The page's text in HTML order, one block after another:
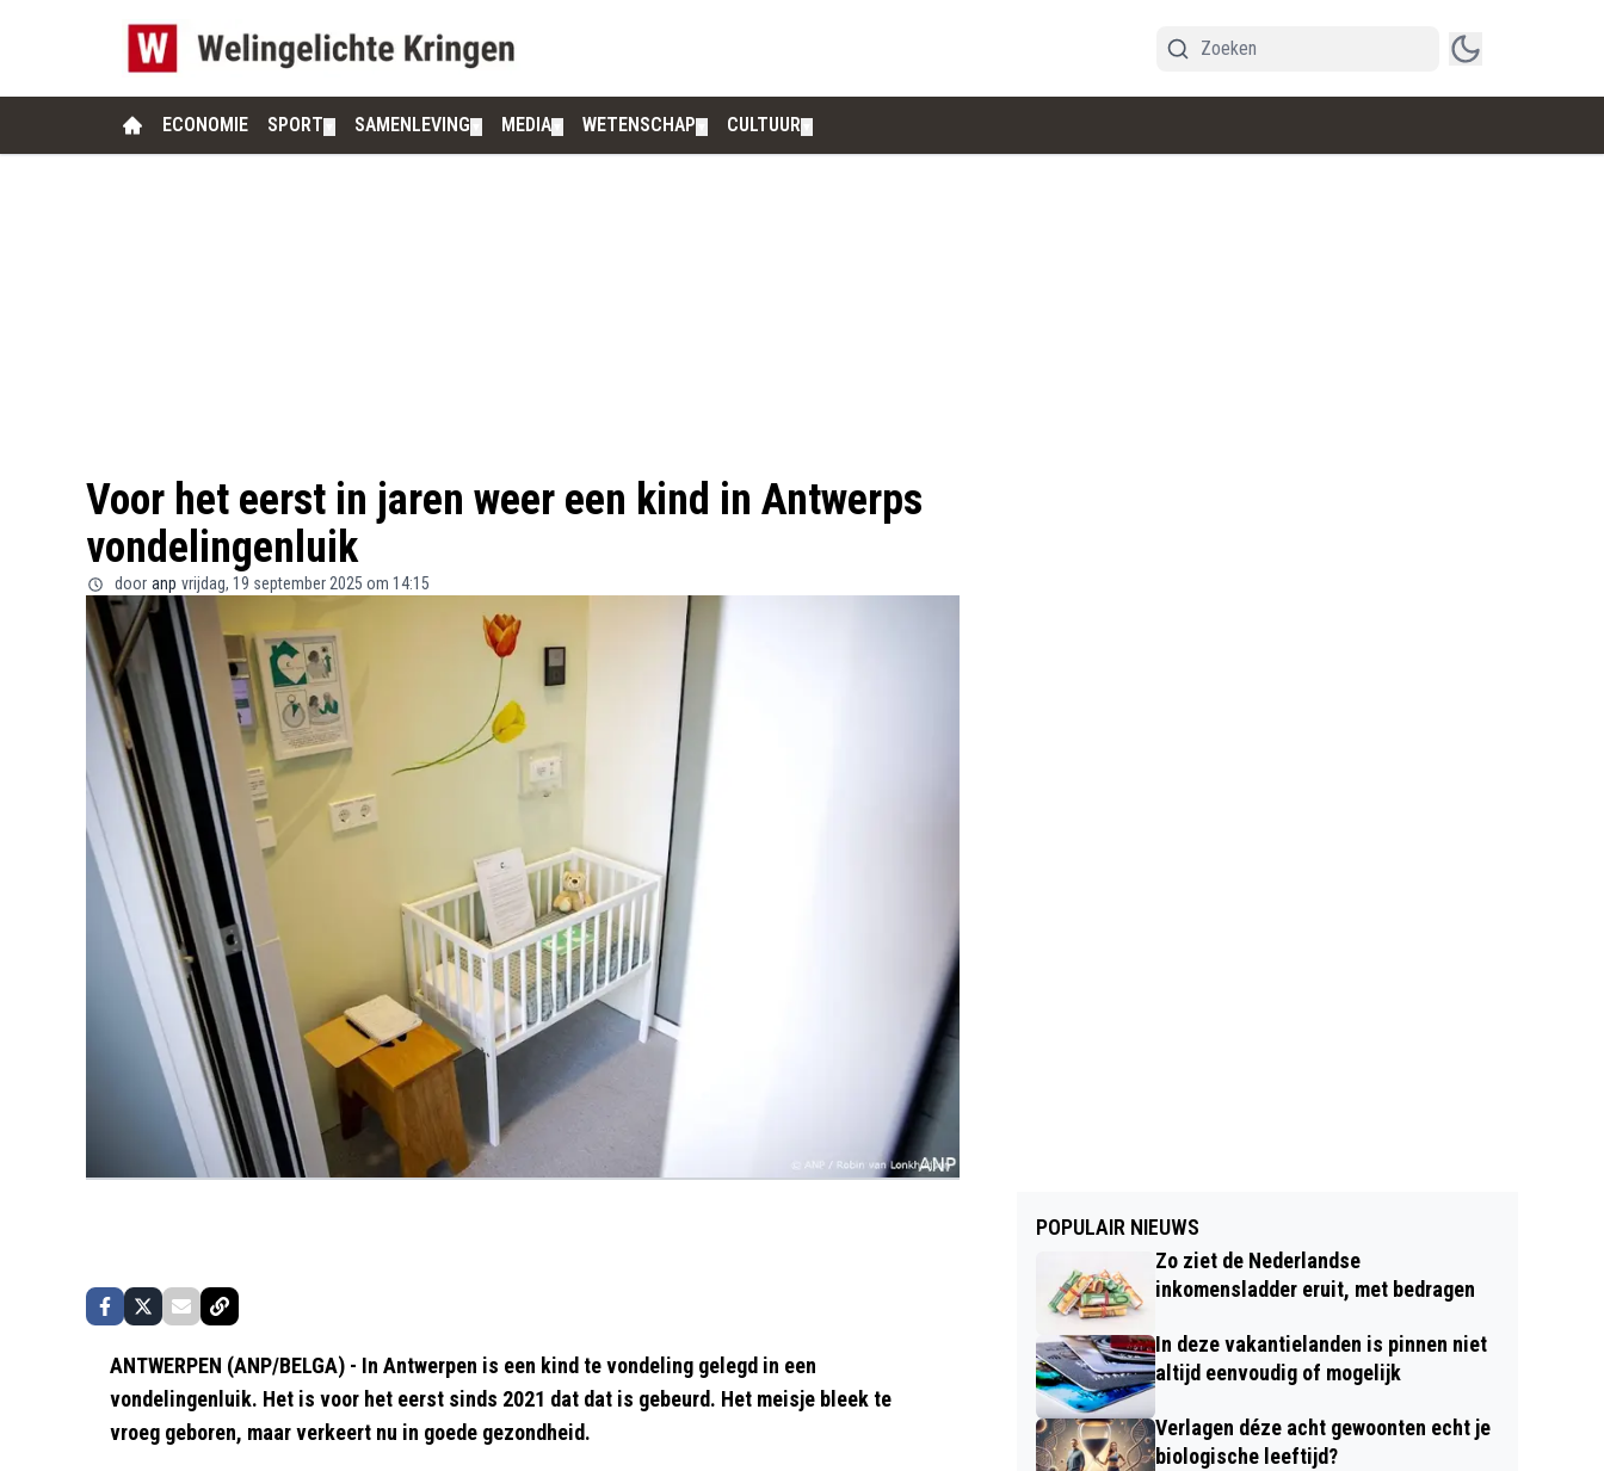
ECONOMIE SPORT SAMENLEVING MEDIA WETENSCHAP CULTUUR
Voor het eerst in jaren weer een kind in Antwerps
vondelingenluik
door anp vrijdag, 19 september 2025 om 14:15
ANTWERPEN (ANP/BELGA) - In Antwerpen is een kind te vondeling gelegd in een
vondelingenluik. Het is voor het eerst sinds 2021 dat dat is gebeurd. Het meisje bleek te
vroeg geboren, maar verkeert nu in goede gezondheid.
POPULAIR NIEUWS
Zo ziet de Nederlandse
inkomensladder eruit, met bedragen
In deze vakantielanden is pinnen niet
altijd eenvoudig of mogelijk
Verlagen déze acht gewoonten echt je
biologische leeftijd?